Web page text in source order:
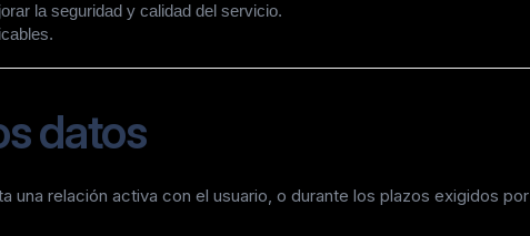
la seguridad y calidad del servicio.
datos
una relación activa con el usuario, o durante los plazos exigidos